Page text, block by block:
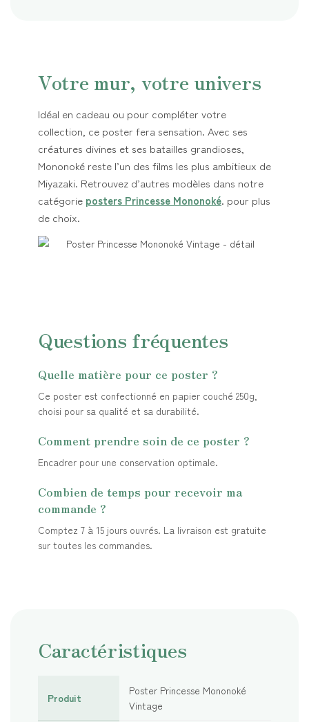
Votre mur, votre univers
Idéal en cadeau ou pour compléter votre
collection, ce poster fera sensation. Avec ses
créatures divines et ses batailles grandioses,
Mononoké reste l’un des films les plus ambitieux de
Miyazaki. Retrouvez d’autres modèles dans notre
catégorie posters Princesse Mononoké. pour plus
de choix.
Questions fréquentes
Quelle matière pour ce poster ?
Ce poster est confectionné en papier couché 250g,
choisi pour sa qualité et sa durabilité.
Comment prendre soin de ce poster ?
Encadrer pour une conservation optimale.
Combien de temps pour recevoir ma
commande ?
Comptez 7 à 15 jours ouvrés. La livraison est gratuite
sur toutes les commandes.
Caractéristiques
Produit
Poster Princesse Mononoké
Vintage